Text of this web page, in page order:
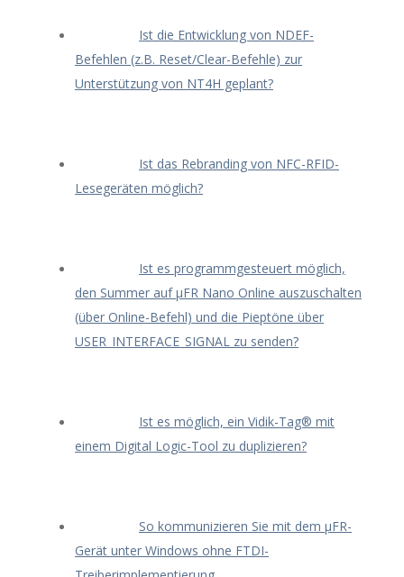
Ist die Entwicklung von NDEF-
Befehlen (z.B. Reset/Clear-Befehle) zur
Unterstützung von NT4H geplant?
Ist das Rebranding von NFC-RFID-
Lesegeräten möglich?
Ist es programmgesteuert möglich,
den Summer auf μFR Nano Online auszuschalten
(über Online-Befehl) und die Pieptöne über
USER_INTERFACE_SIGNAL zu senden?
Ist es möglich, ein Vidik-Tag® mit
einem Digital Logic-Tool zu duplizieren?
So kommunizieren Sie mit dem μFR-
Gerät unter Windows ohne FTDI-